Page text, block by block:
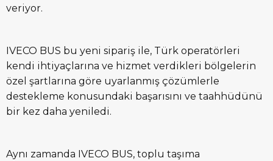
veriyor.
IVECO BUS bu yeni sipariş ile, Türk operatörleri
kendi ihtiyaçlarına ve hizmet verdikleri bölgelerin
özel şartlarına göre uyarlanmış çözümlerle
destekleme konusundaki başarısını ve taahhüdünü
bir kez daha yeniledi.
Aynı zamanda IVECO BUS, toplu taşıma